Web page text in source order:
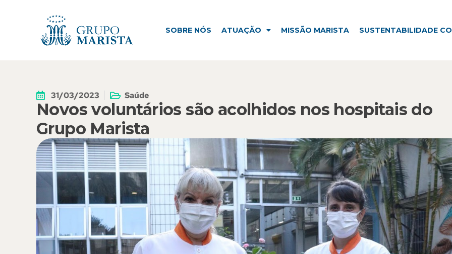
SOBRE NÓS ATUAÇÃO MISSÃO MARISTA SUSTENTABILIDADE
31/03/2023 Saúde
Novos voluntários são acolhidos nos hospitais do
Grupo Marista